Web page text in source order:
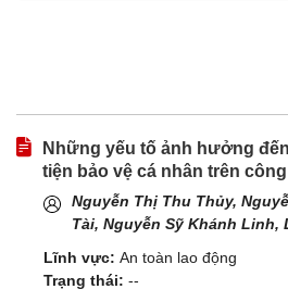
Những yếu tố ảnh hưởng
tiện bảo vệ cá nhân trên
Nguyễn Thị Thu Thủy,
Tài, Nguyễn Sỹ Khánh Linh,
Lĩnh vực: An toàn lao động
Trạng thái: --